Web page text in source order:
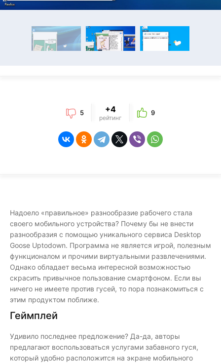
5 +4
рейтинг
9
Надоело «правильное» разнообразие рабочего стала
своего мобильного устройства? Почему бы не внести
разнообразия с помощью уникального сервиса Desktop
Goose Uptodown. Программа не является игрой, полезным
функционалом и прочими виртуальными развлечениями.
Однако обладает весьма интересной возможностью
скрасить привычное пользование смартфоном. Если вы
ничего не имеете против гусей, то пора познакомиться с
этим продуктом поближе.
Геймплей
Удивило последнее предложение? Да-да, авторы
предлагают воспользоваться услугами забавного гуся,
который удобно расположится на экране мобильного